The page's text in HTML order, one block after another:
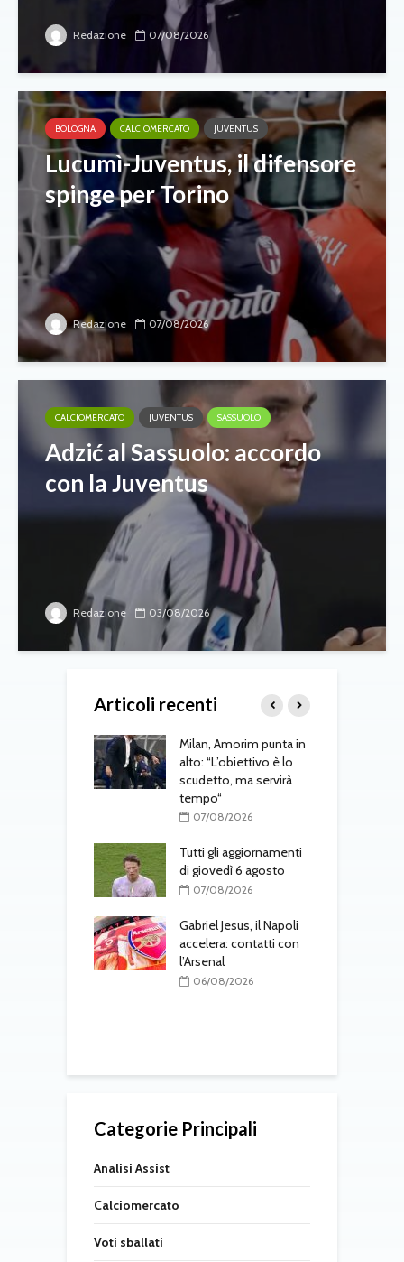
Redazione 07/08/2026
BOLOGNA CALCIOMERCATO JUVENTUS
Lucumì-Juventus, il difensore
spinge per Torino
Redazione 07/08/2026
CALCIOMERCATO JUVENTUS SASSUOLO
Adzić al Sassuolo: accordo
con la Juventus
Redazione 03/08/2026
Articoli recenti
Milan, Amorim punta in
alto: “L’obiettivo è lo
scudetto, ma servirà
tempo“
07/08/2026
Tutti gli aggiornamenti
di giovedì 6 agosto
07/08/2026
Gabriel Jesus, il Napoli
accelera: contatti con
l’Arsenal
06/08/2026
Categorie Principali
Analisi Assist
Calciomercato
Voti sballati